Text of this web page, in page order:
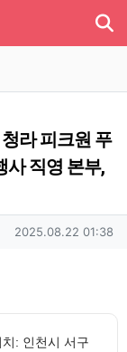
라 피크원 푸
사 직영 본부,
작성일
2025.08.22 01:38
: 인천시 서구